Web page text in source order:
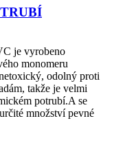
je vyrobeno
monomeru
odolný proti
takže je velmi
potrubí.A se
množství pevné